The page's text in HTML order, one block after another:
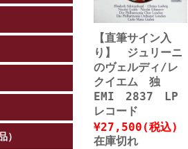
【直筆サイン入
り】 ジュリーニ
のヴェルディ/レ
クイエム 独
EMI 2837 LP
レコード
¥27,500 (税込)
在庫切れ
）